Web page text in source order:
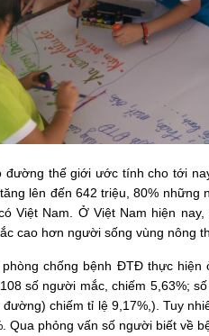
đường thế giới ước tính cho tới
lên đến 642 triệu, 80%
Việt Nam. Ở Việt Nam hiện
cao hơn người sống vùng nông
chống bệnh ĐTĐ thực
số người mắc, chiếm 5,63%;
chiếm tỉ lệ 9,17%,). Tuy
Qua phỏng vấn số người biết về